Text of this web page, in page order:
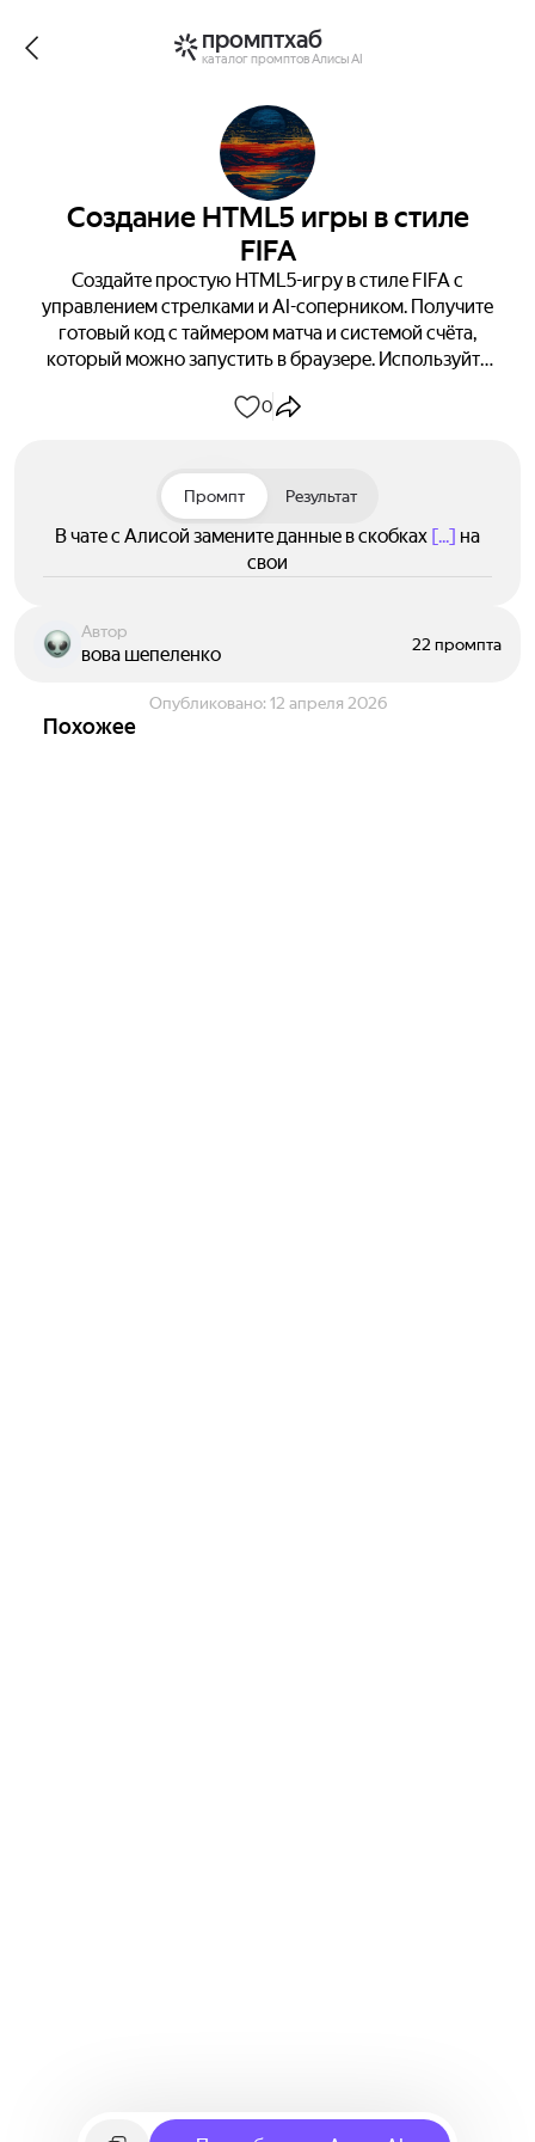
промптхаб
каталог промптов Алисы AI
Создание HTML5 игры в стиле
FIFA
Создайте простую HTML5-игру в стиле FIFA с
управлением стрелками и AI-соперником. Получите
готовый код с таймером матча и системой счёта,
который можно запустить в браузере. Используйте
0
Промпт Результат
В чате с Алисой замените данные в скобках [...] на
свои
Автор
вова шепеленко 22 промпта
Опубликовано: 12 апреля 2026
Похожее